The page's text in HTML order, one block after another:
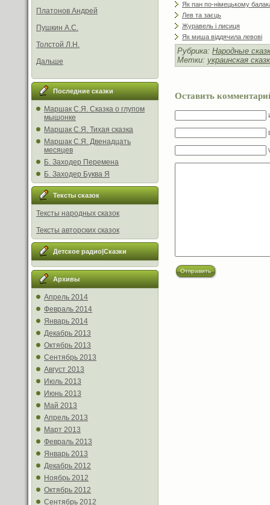
Платонов Андрей
Пушкин А.С.
Толстой Л.Н.
Дальше
Последние сказки
Маршак С.Я. Сказка о глупом
мышонке
Маршак С.Я. Тихая сказка
Маршак С.Я. Двенадцать
месяцев
Б. Заходер Перемена
Б. Заходер Буква Я
Тексты сказок
Тексты народных сказок
Тексты авторских сказок
Детское радио|Сказки
Архивы
Апрель 2014
Февраль 2014
Январь 2014
Декабрь 2013
Октябрь 2013
Сентябрь 2013
Август 2013
Июль 2013
Июнь 2013
Май 2013
Апрель 2013
Март 2013
Февраль 2013
Январь 2013
Декабрь 2012
Ноябрь 2012
Октябрь 2012
Сентябрь 2012
Як пан по-німецькому
Лев та заєць
Журавель і лисиця
Як миша віддячила левові
Рубрика: Народные
Метки: украинская
Оставить
Отправить